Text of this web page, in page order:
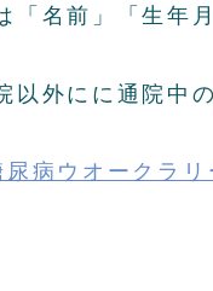
名前」「生年
外にに通院中
病ウオークラリ